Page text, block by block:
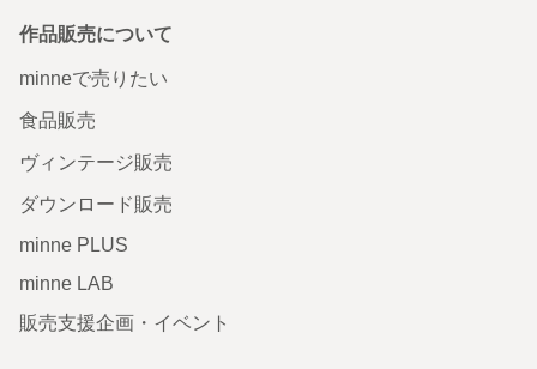
作品販売について
minneで売りたい
食品販売
ヴィンテージ販売
ダウンロード販売
minne PLUS
minne LAB
販売支援企画・イベント